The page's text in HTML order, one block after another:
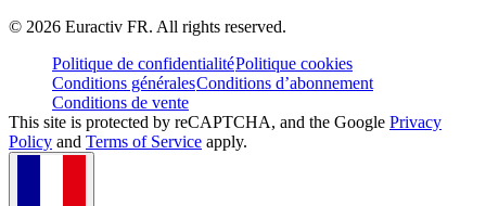
© 2026 Euractiv FR. All rights reserved.
Politique de confidentialitéPolitique cookies
Conditions généralesConditions d’abonnement
Conditions de vente
This site is protected by reCAPTCHA, and the Google Privacy
Policy and Terms of Service apply.